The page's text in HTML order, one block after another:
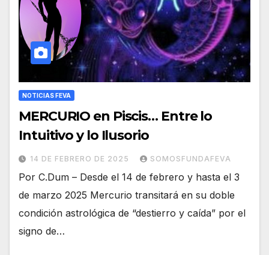
NOTICIAS FEVA
MERCURIO en Piscis… Entre lo
Intuitivo y lo Ilusorio
14 DE FEBRERO DE 2025 SOMOSFUNDAFEVA
Por C.Dum – Desde el 14 de febrero y hasta el 3
de marzo 2025 Mercurio transitará en su doble
condición astrológica de “destierro y caída” por el
signo de…